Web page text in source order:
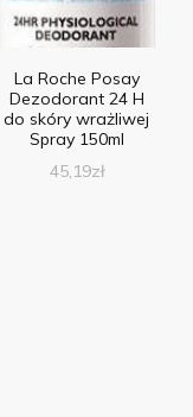
La Roche Posay
Dezodorant 24 H
do skóry wrażliwej
Spray 150ml
45,19zł